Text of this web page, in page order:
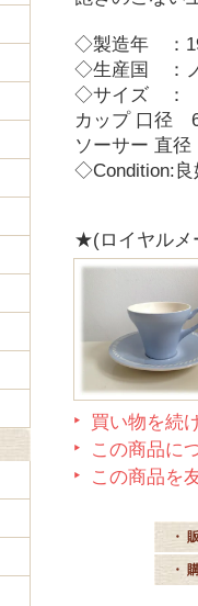
◇製造年 ：
◇生産国 ：
◇サイズ ：
カップ 口径
ソーサー 直径
◇Condition:良
★(ロイヤルメ
買い物を続
この商品に
この商品を
・
・